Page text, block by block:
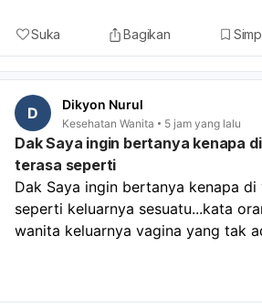
Suka Bagikan
D Dikyon Nurul
Kesehatan Wanita 5 jam yang lalu
Dak Saya ingin bertanya kenapa
terasa seperti
Dak Saya ingin bertanya kenapa di
seperti keluarnya sesuatu...kata
wanita keluarnya vagina yang tak